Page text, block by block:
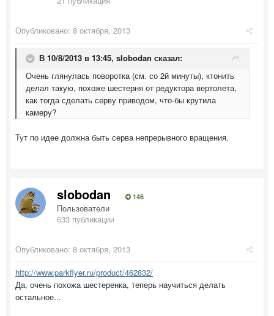
Опубликовано: 8 октября, 2013
В 10/8/2013 в 13:45, slobodan сказал:
Очень глянулась поворотка (см. со 2й минуты), ктонить
делал такую, похоже шестерня от редуктора вертолета,
как тогда сделать серву приводом, что-бы крутила
камеру?
Тут по идее должна быть серва непрерывного вращения.
slobodan 146
Пользователи
633 публикации
Опубликовано: 8 октября, 2013
http://www.parkflyer.ru/product/462832/
Да, очень похожа шестеренка, теперь научиться делать
остальное...